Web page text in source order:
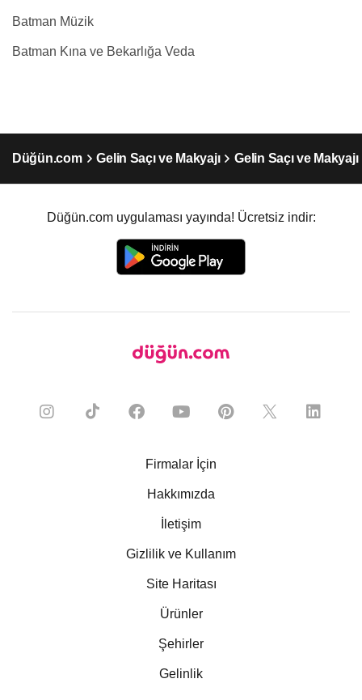
Batman Müzik
Batman Kına ve Bekarlığa Veda
Düğün.com Gelin Saçı ve Makyajı Gelin Saçı ve
Düğün.com uygulaması yayında! Ücretsiz indir:
Firmalar İçin
Hakkımızda
İletişim
Gizlilik ve Kullanım
Site Haritası
Ürünler
Şehirler
Gelinlik